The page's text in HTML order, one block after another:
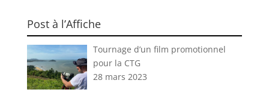
Post à l’Affiche
Tournage d’un film promotionnel
pour la CTG
28 mars 2023